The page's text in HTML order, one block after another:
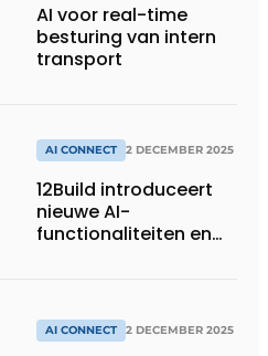
AI voor real-time
besturing van intern
transport
AI CONNECT 2 DECEMBER 2025
12Build introduceert
nieuwe AI-
functionaliteiten en
AI CONNECT 2 DECEMBER 2025